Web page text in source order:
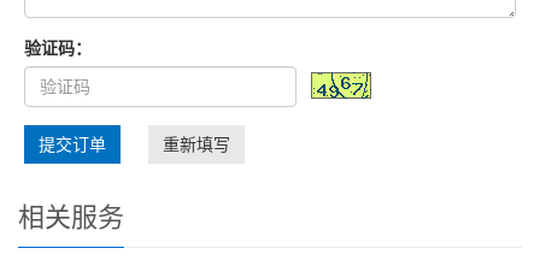
验证码：
提交订单 重新填写
相关服务